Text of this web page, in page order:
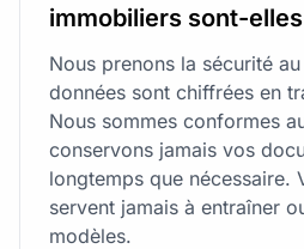
immobiliers sont-
Nous prenons la sécurité
données sont chiffrées en
Nous sommes conformes
conservons jamais vos
longtemps que nécessaire.
servent jamais à entraîner
modèles.